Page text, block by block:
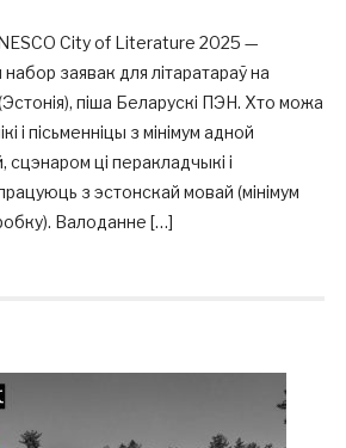
City of Literature 2025 —
заявак для літаратараў на
піша Беларускі ПЭН. Хто можа
і пісьменніцы з мінімум адной
сцэнаром ці перакладчыкі і
з эстонскай мовай (мінімум
Валоданне […]